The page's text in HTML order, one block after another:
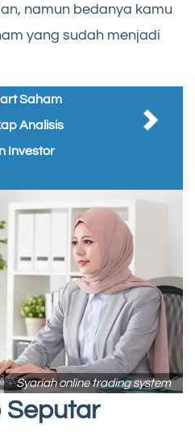
namun bedanya kamu
yang sudah menjadi
Saham
Analisis
Investor
Syariah online trading system
Seputar